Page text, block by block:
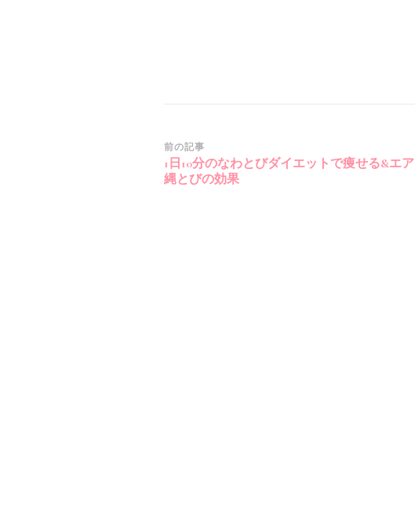
投
稿
前の記事
1日10分のなわとびダイエットで痩せる&エア
縄とびの効果